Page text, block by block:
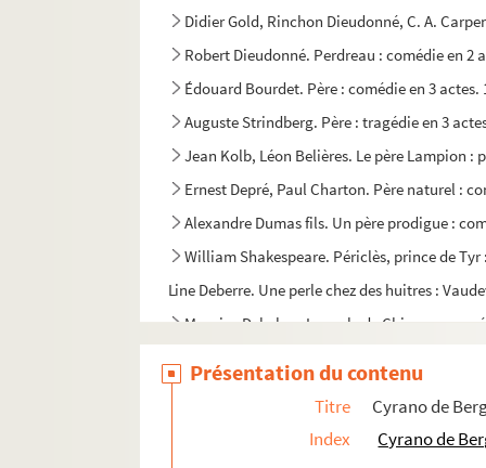
Didier Gold, Rinchon Dieudonné, C. A.
Robert Dieudonné. Perdreau : comédie en 2
Édouard Bourdet. Père : comédie en 3 actes.
Auguste Strindberg. Père : tragédie en 3
Jean Kolb, Léon Belières. Le père Lampion :
Ernest Depré, Paul Charton. Père naturel :
Alexandre Dumas fils. Un père prodigue :
William Shakespeare. Périclès, prince de
Line Deberre. Une perle chez des huitres :
Maurice Dekobra. La perle de Chicago :
Présentation du contenu
Titre
Cyrano de
Index
Cyrano de